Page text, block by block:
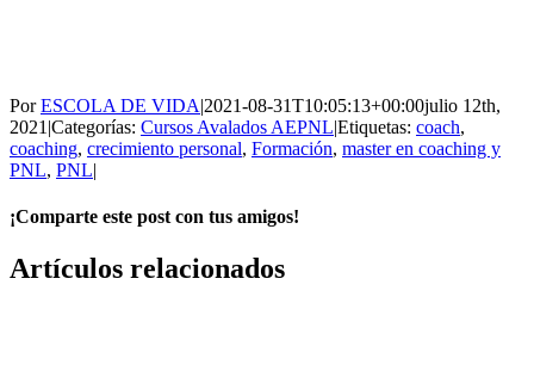
PorESCOLA DE VIDA|2021-08-31T10:05:13+00:00julio 12th,
2021 |Categorías: Cursos Avalados AEPNL|Etiquetas: coach,
coaching, crecimiento personal, Formación, master en coaching y
PNL, PNL|
¡Comparte este post con tus amigos!
Facebook
X
WhatsApp
Correo
electrónico
Artículos relacionados